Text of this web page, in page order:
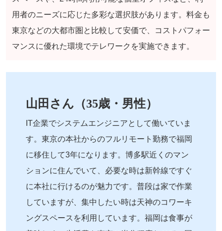
用者のニーズに応じた多彩な選択肢があります。料金も
東京などの大都市圏と比較して安価で、コストパフォー
マンスに優れた環境でテレワークを実施できます。
山田さん（35歳・男性）
IT企業でシステムエンジニアとして働いていま
す。東京の本社からのフルリモート勤務で福岡
に移住して3年になります。博多駅近くのマン
ションに住んでいて、必要な時は新幹線ですぐ
に本社に行けるのが魅力です。普段は家で作業
していますが、集中したい時は天神のコワーキ
ングスペースを利用しています。福岡は食事が